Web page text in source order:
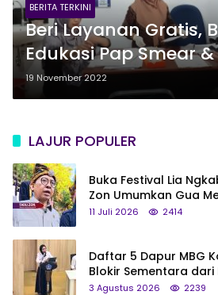
BERITA TERKINI
Beri Layanan Gratis,
Edukasi Pap Smear
Penyakit Kanker
19 November 2022
LAJUR POPULER
Buka Festival Lia
Zon Umumkan Gua
Status Jadi Cagar
11 Juli 2026 2414
Daftar 5 Dapur MBG
Blokir Sementara dari
3 Agustus 2026 2239